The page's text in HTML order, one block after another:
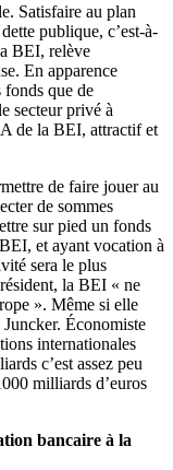
Satisfaire au plan
publique, c’est-à-
BEI, relève
En apparence
fonds que de
secteur privé à
de la BEI, attractif et
de faire jouer au
de sommes
sur pied un fonds
et ayant vocation à
sera le plus
la BEI « ne
». Même si elle
Économiste
internationales
c’est assez peu
milliards d’euros
bancaire à la